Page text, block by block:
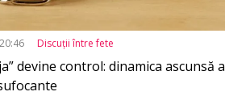
Discuţii între fete
devine control: dinamica ascunsă a